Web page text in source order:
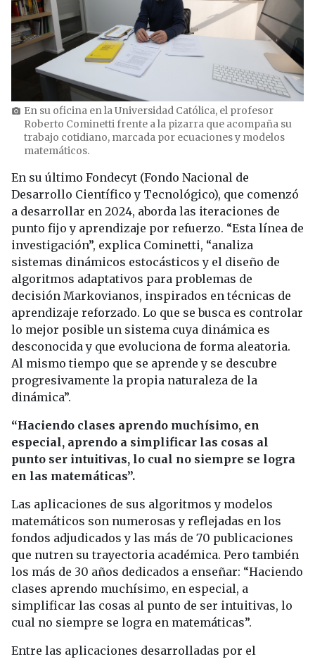
photo_camera En su oficina en la Universidad Católica, el profesor
Roberto Cominetti frente a la pizarra que acompaña su
trabajo cotidiano, marcada por ecuaciones y modelos
matemáticos.
En su último Fondecyt (Fondo Nacional de
Desarrollo Científico y Tecnológico), que comenzó
a desarrollar en 2024, aborda las iteraciones de
punto fijo y aprendizaje por refuerzo. “Esta línea de
investigación”, explica Cominetti, “analiza
sistemas dinámicos estocásticos y el diseño de
algoritmos adaptativos para problemas de
decisión Markovianos, inspirados en técnicas de
aprendizaje reforzado. Lo que se busca es controlar
lo mejor posible un sistema cuya dinámica es
desconocida y que evoluciona de forma aleatoria.
Al mismo tiempo que se aprende y se descubre
progresivamente la propia naturaleza de la
dinámica”.
“Haciendo clases aprendo muchísimo, en
especial, aprendo a simplificar las cosas al
punto ser intuitivas, lo cual no siempre se logra
en las matemáticas”.
Las aplicaciones de sus algoritmos y modelos
matemáticos son numerosas y reflejadas en los
fondos adjudicados y las más de 70 publicaciones
que nutren su trayectoria académica. Pero también
los más de 30 años dedicados a enseñar: “Haciendo
clases aprendo muchísimo, en especial, a
simplificar las cosas al punto de ser intuitivas, lo
cual no siempre se logra en matemáticas”.
Entre las aplicaciones desarrolladas por el